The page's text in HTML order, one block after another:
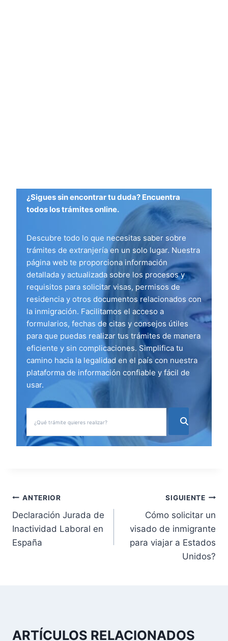
¿Sigues sin encontrar tu duda? Encuentra
todos los trámites online.
Descubre todo lo que necesitas saber sobre
trámites de extranjería en un solo lugar. Nuestra
página web te proporciona información
detallada y actualizada sobre los procesos y
requisitos para solicitar visas, permisos de
residencia y otros documentos relacionados con
la inmigración. Facilitamos el acceso a
formularios, fechas de citas y consejos útiles
para que puedas realizar tus trámites de manera
eficiente y sin complicaciones. Simplifica tu
camino hacia la legalidad en el país con nuestra
plataforma de información confiable y fácil de
usar.
N
a
v
c
ANTERIOR
Declaración Jurada de
Inactividad Laboral en
España
SIGUIENTE
Cómo solicitar un
visado de inmigrante
para viajar a Estados
Unidos?
ARTÍCULOS RELACIONADOS